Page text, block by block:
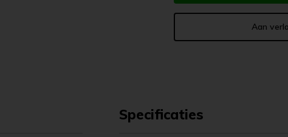
Aan
Specificaties